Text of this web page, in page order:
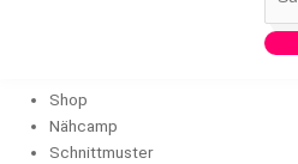
Shop
Nähcamp
Schnittmuster